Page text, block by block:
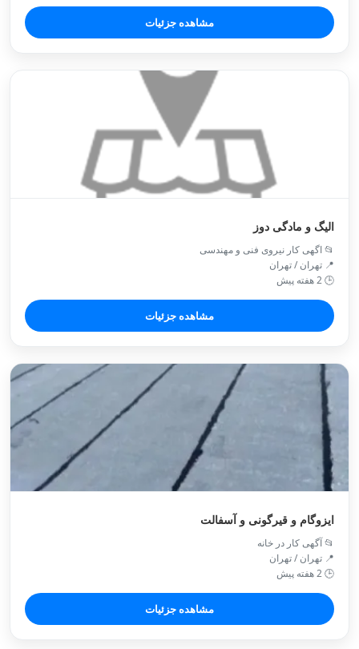
مشاهده جزئیات
الیگ و مادگی دوز
📂 اگهی کار نیروی فنی و مهندسی
📍 تهران / تهران
🕒 2 هفته پیش
مشاهده جزئیات
ایزوگام و قیرگونی و آسفالت
📂 آگهی کار در خانه
📍 تهران / تهران
🕒 2 هفته پیش
مشاهده جزئیات